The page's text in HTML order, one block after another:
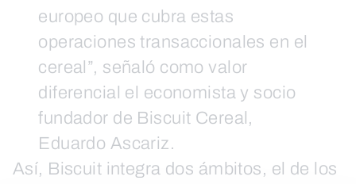
europeo que cubra estas
operaciones transaccionales en el
cereal”, señaló como valor
diferencial el economista y socio
fundador de Biscuit Cereal,
Eduardo Ascariz.
Así, Biscuit integra dos ámbitos, el de los